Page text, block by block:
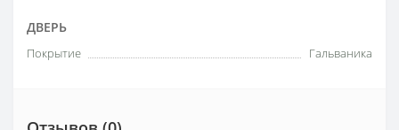
ДВЕРЬ
Покрытие Гальваника